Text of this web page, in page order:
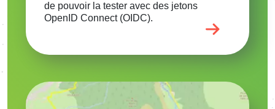
de pouvoir la tester avec des jetons
OpenID Connect (OIDC).
Voir l'article
Image